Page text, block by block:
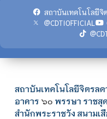
สถาบันเทคโนโลยีจิ
@CDTIOFFICIAL
สถาบันเทคโนโลยีจิตรลด
อาคาร ๖๐ พรรษา ราชสุ
สำนักพระราชวัง สนามเ